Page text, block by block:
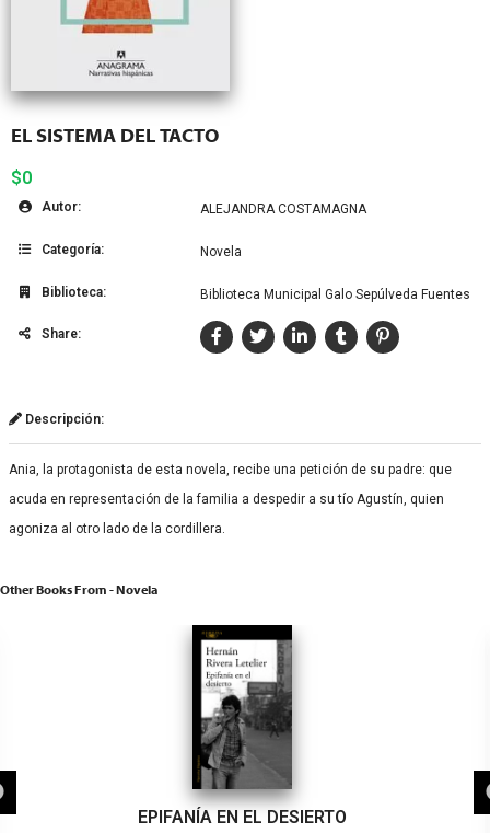
EL SISTEMA DEL TACTO
$0
Autor: ALEJANDRA COSTAMAGNA
Categoría: Novela
Biblioteca: Biblioteca Municipal Galo Sepúlveda Fuentes
Share:
Descripción:
Ania, la protagonista de esta novela, recibe una petición de su padre: que
acuda en representación de la familia a despedir a su tío Agustín, quien
agoniza al otro lado de la cordillera.
Other Books From - Novela
EPIFANÍA EN EL DESIERTO